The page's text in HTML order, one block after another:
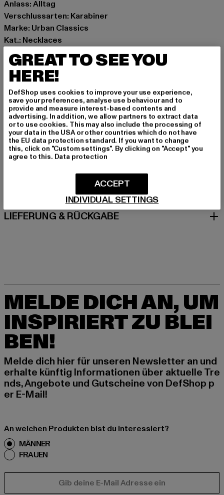
Anlass: Alltag
Verschlussarten: Karabiner
Marke: Urban Classics
Kat.: Necklaces
Farbe: silberfarben
Hersteller Farbe: silver
Materialzusammensetzung: 70% Eisen, 30% Zink
Art.Nr: TB5146-00473
Hersteller: TB International GmbH |info@tbint.de
Dr.-Robert-Murjahn-Straße 7 | 64372 Ober-Ramstadt |
DE
GRÖSSE & PASSFORM
PFLEGEHINWEISE
LIEFERUNG & RÜCKGABE
MELDE DICH AN, UM
INSPIRIERT ZU BLEI
BEN!
Melde dich hier für unseren Newsletter an und
erhalte künftig Informationen über aktuelle Tre
nds, Angebote und Gutscheine von DefShop p
er E-Mail!
An welchen Produkten bist du interessiert?
MÄNNER
FRAUEN
GREAT TO SEE YOU
HERE!
DefShop uses cookies to improve your use experience,
save your preferences, analyse use behaviour and to
provide and measure interest-based contents and
advertising. In addition, we allow partners to extract data
or to use cookies. This may also include the processing of
your data in the USA or other countries which do not have
the EU data protection standard. If you want to change
this, click on "Custom settings". By clicking on "Accept" you
agree to this. Data protection
INDIVIDUAL SETTINGS
ACCEPT